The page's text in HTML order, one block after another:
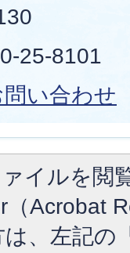
25-8101
い合わせ
イルを閲
（Acrobat
、左記の